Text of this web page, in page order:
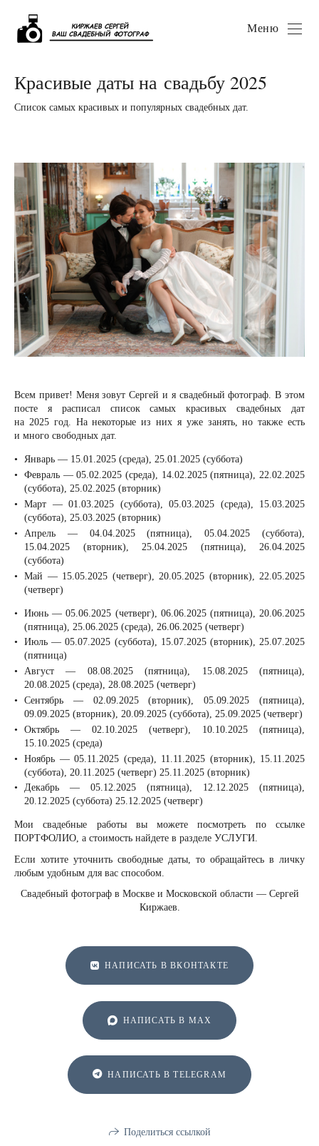
Меню
Красивые даты на свадьбу 2025
Список самых красивых и популярных свадебных дат.
Всем привет! Меня зовут Сергей и я свадебный фотограф. В этом
посте я расписал список самых красивых свадебных дат
на 2025 год. На некоторые из них я уже занять, но также есть
и много свободных дат.
Январь — 15.01.2025 (среда), 25.01.2025 (суббота)
Февраль — 05.02.2025 (среда), 14.02.2025 (пятница), 22.02.2025
(суббота), 25.02.2025 (вторник)
Март — 01.03.2025 (суббота), 05.03.2025 (среда), 15.03.2025
(суббота), 25.03.2025 (вторник)
Апрель — 04.04.2025 (пятница), 05.04.2025 (суббота),
15.04.2025 (вторник), 25.04.2025 (пятница), 26.04.2025
(суббота)
Май — 15.05.2025 (четверг), 20.05.2025 (вторник), 22.05.2025
(четверг)
Июнь — 05.06.2025 (четверг), 06.06.2025 (пятница), 20.06.2025
(пятница), 25.06.2025 (среда), 26.06.2025 (четверг)
Июль — 05.07.2025 (суббота), 15.07.2025 (вторник), 25.07.2025
(пятница)
Август — 08.08.2025 (пятница), 15.08.2025 (пятница),
20.08.2025 (среда), 28.08.2025 (четверг)
Сентябрь — 02.09.2025 (вторник), 05.09.2025 (пятница),
09.09.2025 (вторник), 20.09.2025 (суббота), 25.09.2025 (четверг)
Октябрь — 02.10.2025 (четверг), 10.10.2025 (пятница),
15.10.2025 (среда)
Ноябрь — 05.11.2025 (среда), 11.11.2025 (вторник), 15.11.2025
(суббота), 20.11.2025 (четверг) 25.11.2025 (вторник)
Декабрь — 05.12.2025 (пятница), 12.12.2025 (пятница),
20.12.2025 (суббота) 25.12.2025 (четверг)
Мои свадебные работы вы можете посмотреть по ссылке
ПОРТФОЛИО, а стоимость найдете в разделе УСЛУГИ.
Если хотите уточнить свободные даты, то обращайтесь в личку
любым удобным для вас способом.
Свадебный фотограф в Москве и Московской области — Сергей
Киржаев.
НАПИСАТЬ В ВКОНТАКТЕ
НАПИСАТЬ В MAX
НАПИСАТЬ В TELEGRAM
Поделиться ссылкой